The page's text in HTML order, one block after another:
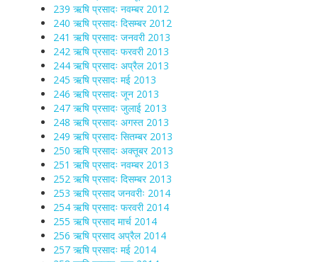
239 ऋषि प्रसादः नवम्बर 2012
240 ऋषि प्रसादः दिसम्बर 2012
241 ऋषि प्रसादः जनवरी 2013
242 ऋषि प्रसादः फरवरी 2013
244 ऋषि प्रसादः अप्रैल 2013
245 ऋषि प्रसादः मई 2013
246 ऋषि प्रसादः जून 2013
247 ऋषि प्रसादः जुलाई 2013
248 ऋषि प्रसादः अगस्त 2013
249 ऋषि प्रसादः सितम्बर 2013
250 ऋषि प्रसादः अक्तूबर 2013
251 ऋषि प्रसादः नवम्बर 2013
252 ऋषि प्रसादः दिसम्बर 2013
253 ऋषि प्रसाद जनवरीः 2014
254 ऋषि प्रसादः फरवरी 2014
255 ऋषि प्रसाद मार्च 2014
256 ऋषि प्रसाद अप्रैल 2014
257 ऋषि प्रसादः मई 2014